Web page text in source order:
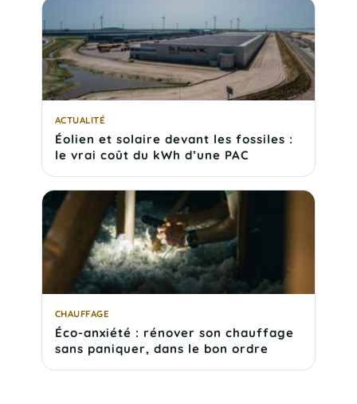
ACTUALITÉ
Éolien et solaire devant les fossiles :
le vrai coût du kWh d’une PAC
CHAUFFAGE
Éco-anxiété : rénover son chauffage
sans paniquer, dans le bon ordre